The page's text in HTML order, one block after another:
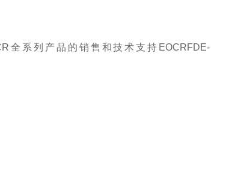
全系列产品的销售和技术支持EOCRFDE-